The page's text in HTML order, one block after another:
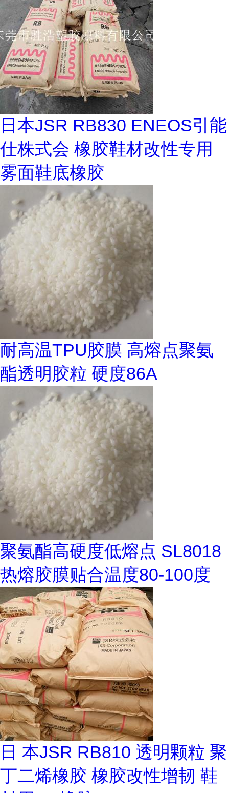
日本JSR RB830 ENEOS引能
仕株式会 橡胶鞋材改性专用
雾面鞋底橡胶
耐高温TPU胶膜 高熔点聚氨
酯透明胶粒 硬度86A
聚氨酯高硬度低熔点 SL8018
热熔胶膜贴合温度80-100度
日 本JSR RB810 透明颗粒 聚
丁二烯橡胶 橡胶改性增韧 鞋